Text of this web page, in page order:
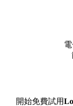
開始免費試用